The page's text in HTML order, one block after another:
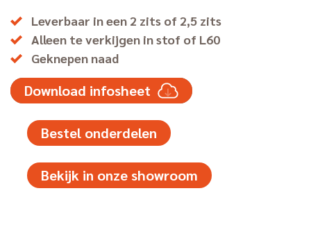
Leverbaar in een 2 zits of 2,5 zits
Alleen te verkijgen in stof of L60
Geknepen naad
Download infosheet
Bestel onderdelen
Bekijk in onze showroom